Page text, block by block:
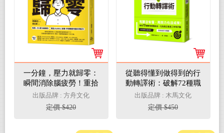
一分鐘，壓力就歸零：
瞬間消除腦疲勞！重拾
專注力、判斷力與行動
力
出版品牌 : 方舟文化
定價 $420
從聽得懂到做得到的行
動轉譯術：破解72種職
場模糊說法，化為真正
推進工作的行動
出版品牌 : 木馬文化
定價 $450